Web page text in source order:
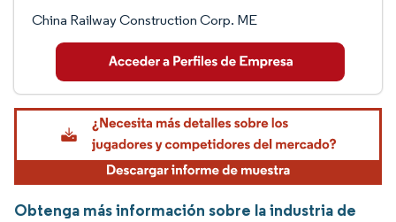
China Railway Construction Corp. ME
Obtenga más información sobre la industria de